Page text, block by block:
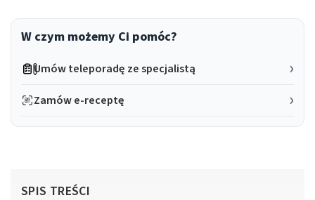
W czym możemy Ci pomóc?
Umów teleporadę ze specjalistą
Zamów e-receptę
SPIS TREŚCI